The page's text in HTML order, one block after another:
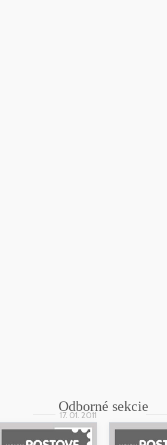
Odborné sekcie
17. 01. 2011